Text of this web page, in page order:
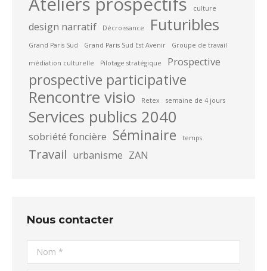
culture
design narratif Décroissance Futuribles
Grand Paris Sud Grand Paris Sud Est Avenir Groupe de travail
médiation culturelle Pilotage stratégique Prospective
prospective participative
Rencontre visio Retex semaine de 4 jours
Services publics 2040
sobriété foncière Séminaire temps
Travail urbanisme ZAN
Nous contacter
Nom *